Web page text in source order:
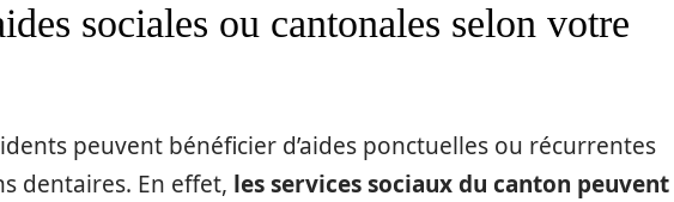
sociales ou cantonales selon votre
peuvent bénéficier d’aides ponctuelles ou récurrentes
dentaires. En effet, les services sociaux du canton peuvent